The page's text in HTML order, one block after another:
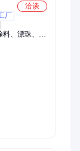
洽谈
厂
料、漂珠、石
轮胎粉、钾